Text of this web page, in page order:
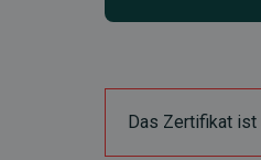
Das Zertifikat ist